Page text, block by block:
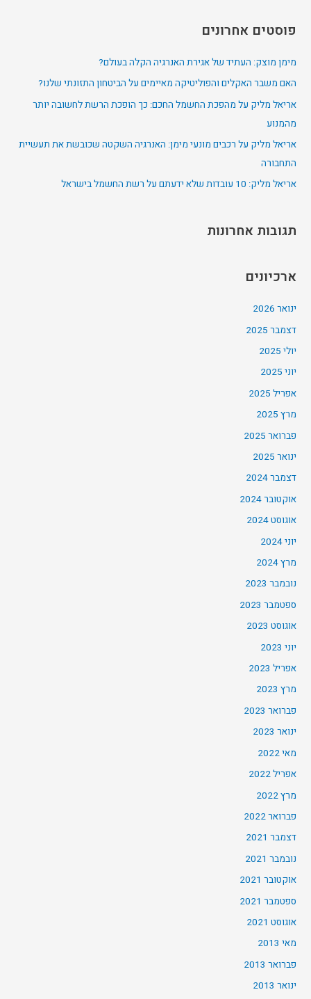
r
o
r
:
פוסטים אחרונים
מימן מוצק: העתיד של אגירת האנרגיה הקלה בעולם?
האם משבר האקלים והפוליטיקה מאיימים על הביטחון התזונתי שלנו?
אריאל מליק על מהפכת החשמל החכם: כך הופכת הרשת לחשובה יותר
מהמנוע
אריאל מליק על רכבים מונעי מימן: האנרגיה השקטה שכובשת את תעשיית
התחבורה
אריאל מליק: 10 עובדות שלא ידעתם על רשת החשמל בישראל
תגובות אחרונות
ארכיונים
ינואר 2026
דצמבר 2025
יולי 2025
יוני 2025
אפריל 2025
מרץ 2025
פברואר 2025
ינואר 2025
דצמבר 2024
אוקטובר 2024
אוגוסט 2024
יוני 2024
מרץ 2024
נובמבר 2023
ספטמבר 2023
אוגוסט 2023
יוני 2023
אפריל 2023
מרץ 2023
פברואר 2023
ינואר 2023
מאי 2022
אפריל 2022
מרץ 2022
פברואר 2022
דצמבר 2021
נובמבר 2021
אוקטובר 2021
ספטמבר 2021
אוגוסט 2021
מאי 2013
פברואר 2013
ינואר 2013